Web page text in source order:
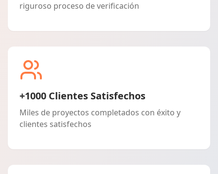
riguroso proceso de verificación
+1000 Clientes Satisfechos
Miles de proyectos completados con éxito y
clientes satisfechos